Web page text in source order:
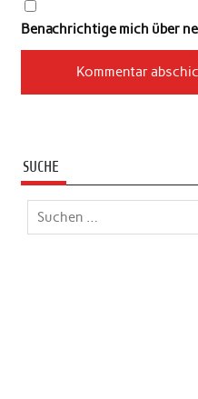
Benachrichtige mich über
SUCHE